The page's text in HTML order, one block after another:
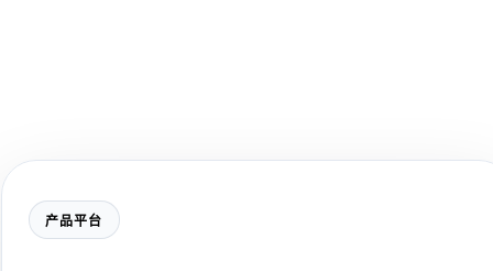
产品平台